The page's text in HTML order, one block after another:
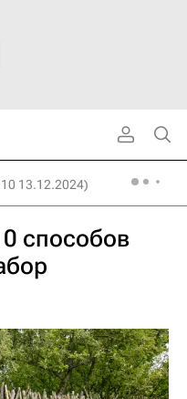
13.12.2024)
способов